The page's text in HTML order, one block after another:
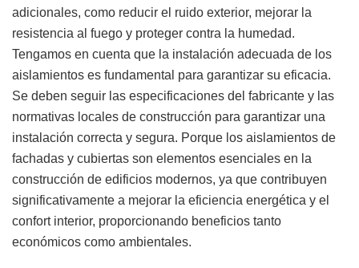
adicionales, como reducir el ruido exterior, mejorar la
resistencia al fuego y proteger contra la humedad.
Tengamos en cuenta que la instalación adecuada de los
aislamientos es fundamental para garantizar su eficacia.
Se deben seguir las especificaciones del fabricante y las
normativas locales de construcción para garantizar una
instalación correcta y segura. Porque los aislamientos de
fachadas y cubiertas son elementos esenciales en la
construcción de edificios modernos, ya que contribuyen
significativamente a mejorar la eficiencia energética y el
confort interior, proporcionando beneficios tanto
económicos como ambientales.